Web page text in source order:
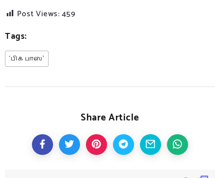
Post Views:459
Tags:
‘பிக் பாஸ்’
Share Article